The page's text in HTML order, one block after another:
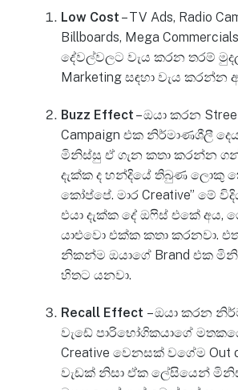
Low Cost – TV Ads, Radio
Billboards, Mega
දේවල්වලට වැය කරන තරම්
Marketing සඳහා වැය කරන්න
Buzz Effect – ඔයා කරන
Campaign එක නිර්මාණශීලී
මිනිස්සු ඒ ගැන කතා කරන්න
දැක්ක ද හන්දියේ තිබුණ ලොකු
කෝප්පේ. මාර Creative” මේ
එයා දැක්ක දේ ඔෆිස් එකේ අය,
යාළුවො එක්ක කතා කරනවා.
නිකන්ම ඔයාගේ Brand එක
හිතට යනවා.
Recall Effect – ඔයා කරන
වැඩේ පාරිභෝගිකයාගේ මතකයේ
Creative වෙනසක් වගේම Out
වැඩක් නිසා ඒක ලේසියෙන්